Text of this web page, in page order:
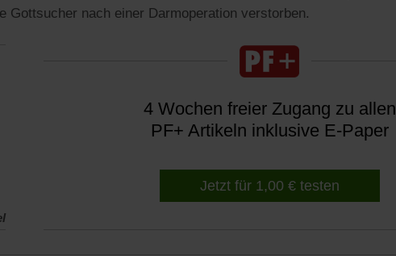
Gottsucher nach einer Darmoperation verstorben.
4 Wochen freier Zugang zu allen
PF+ Artikeln inklusive E-Paper
Jetzt für 1,00 € testen